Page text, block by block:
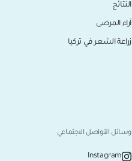
النتائج
آراء المرضى
زراعة الشعر في تركيا
وسائل التواصل الاجتماعي
Instagram